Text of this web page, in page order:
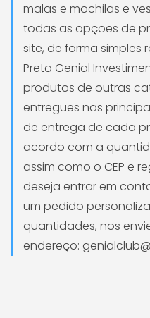
malas e mochilas e
todas as opções de
site, de forma simples
Preta Genial
produtos de outras
entregues nas
de entrega de cada
acordo com a
assim como o CEP e
deseja entrar em
um pedido
quantidades, nos
endereço: